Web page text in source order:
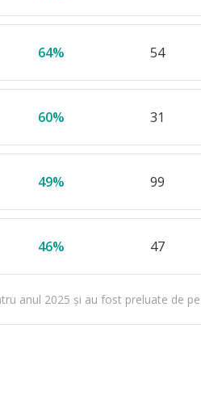
64% 54
60% 31
49% 99
46% 47
anul 2025 şi au fost preluate de